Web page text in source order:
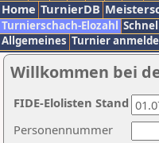
Home TurnierDB
Turnierschach-Elozahl
Allgemeines Turnier
Willkommen bei
Personennummer
FIDE-Elolisten Stand